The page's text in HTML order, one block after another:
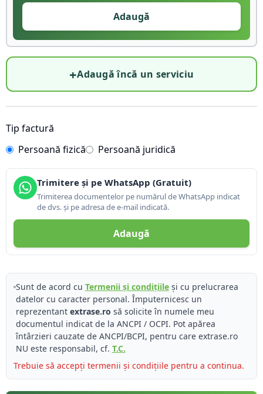
Adaugă
+Adaugă încă un serviciu
Tip factură
Persoană fizică
Persoană juridică
Trimitere și pe WhatsApp (Gratuit)
Trimiterea documentelor pe numărul de WhatsApp indicat
de dvs. și pe adresa de e-mail indicată.
Adaugă
Sunt de acord cu Termenii și condițiileși cu prelucrarea
datelor cu caracter personal. Împuternicesc un
reprezentant extrase.ro să solicite în numele meu
documentul indicat de la ANCPI / OCPI. Pot apărea
întârzieri cauzate de ANCPI/BCPI, pentru care extrase.ro
NU este responsabil, cf. T.C.
Trebuie să accepți termenii și condițiile pentru a continua.